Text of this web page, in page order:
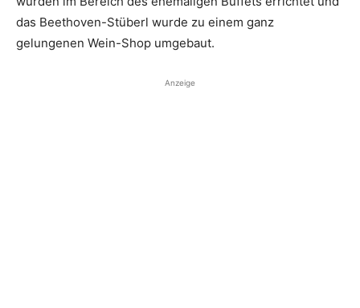
das Beethoven-Stüberl wurde zu einem ganz
gelungenen Wein-Shop ­umgebaut.
Anzeige